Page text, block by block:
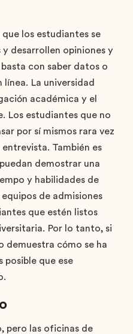
que los estudiantes se
desarrollen opiniones y
con saber datos o
La universidad
académica y el
Los estudiantes que no
por sí mismos rara vez
entrevista. También es
demostrar una
y habilidades de
de admisiones
que estén listos
Por lo tanto, si
demuestra cómo se ha
posible que ese
pero las oficinas de